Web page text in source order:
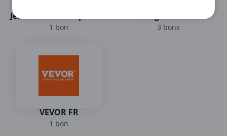
Jemabonne - Couponeur
1 bon 3 bons
VEVOR FR
1 bon